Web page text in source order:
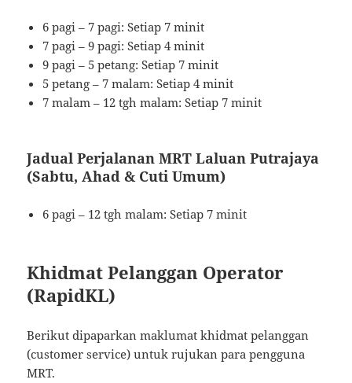
6 pagi – 7 pagi: Setiap 7 minit
7 pagi – 9 pagi: Setiap 4 minit
9 pagi – 5 petang: Setiap 7 minit
5 petang – 7 malam: Setiap 4 minit
7 malam – 12 tgh malam: Setiap 7 minit
Jadual Perjalanan MRT Laluan Putrajaya
(Sabtu, Ahad & Cuti Umum)
6 pagi – 12 tgh malam: Setiap 7 minit
Khidmat Pelanggan Operator
(RapidKL)
Berikut dipaparkan maklumat khidmat pelanggan
(customer service) untuk rujukan para pengguna
MRT.